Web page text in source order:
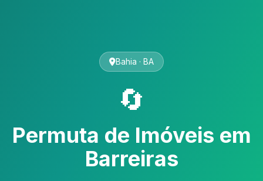
Bahia · BA
🔄
Permuta de Imóveis em
Barreiras